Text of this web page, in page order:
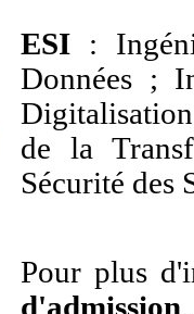
ESI :
Données ;
de la
Sécurité des
Pour plus
d'admission